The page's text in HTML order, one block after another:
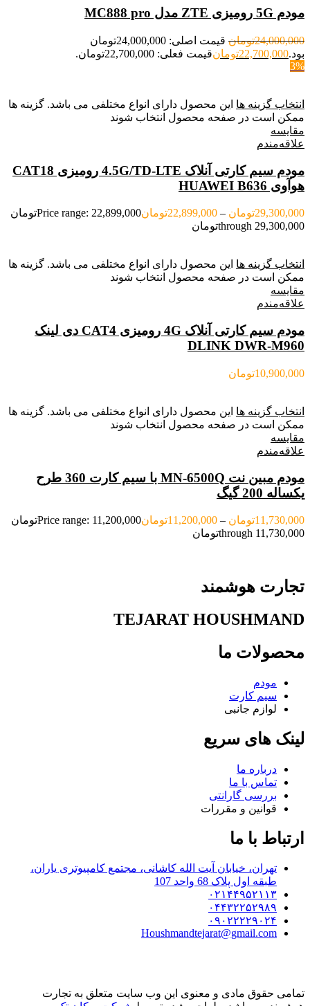
مودم 5G رومیزی ZTE مدل MC888 pro
24,000,000تومان
قیمت اصلی: 24,000,000تومان
بود.22,700,000تومانقیمت فعلی: 22,700,000تومان.
3%
انتخاب گزینه ها این محصول دارای انواع مختلفی می باشد. گزینه ها
ممکن است در صفحه محصول انتخاب شوند
مقایسه
علاقه‌مندم
مودم سیم کارتی آنلاک 4.5G/TD-LTE رومیزی CAT18
هوآوی HUAWEI B636
29,300,000تومان –
22,899,000تومان
Price range: 22,899,000تومان
through 29,300,000تومان
انتخاب گزینه ها این محصول دارای انواع مختلفی می باشد. گزینه ها
ممکن است در صفحه محصول انتخاب شوند
مقایسه
علاقه‌مندم
مودم سیم کارتی آنلاک 4G رومیزی CAT4 دی لینک
DLINK DWR-M960
10,900,000تومان
انتخاب گزینه ها این محصول دارای انواع مختلفی می باشد. گزینه ها
ممکن است در صفحه محصول انتخاب شوند
مقایسه
علاقه‌مندم
مودم مبین نت MN-6500Q با سیم کارت 360 طرح
یکساله 200 گیگ
11,730,000تومان –
11,200,000تومان
Price range: 11,200,000تومان
through 11,730,000تومان
تجارت هوشمند
TEJARAT HOUSHMAND
محصولات ما
مودم
سیم کارت
لوازم جانبی
لینک های سریع
درباره ما
تماس با ما
بررسی گارانتی
قوانین و مقررات
ارتباط با ما
تهران، خیابان آیت الله کاشانی، مجتمع کامپیوتری یاران،
طبقه اول پلاک 68 واحد 107
۰۲۱۴۴۹۵۲۱۱۳
۰۴۴۳۲۲۵۲۹۸۹
۰۹۰۲۲۲۲۹۰۲۴
Houshmandtejarat@gmail.com
تمامی حقوق مادی و معنوی این وب سایت متعلق به تجارت